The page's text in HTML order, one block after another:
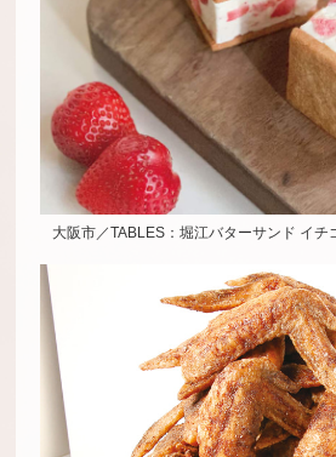
大阪市／TABLES：堀江バターサンド イチ